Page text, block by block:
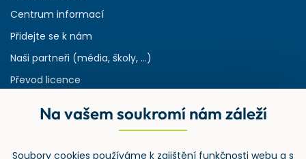
Centrum informací
Přidejte se k nám
Naši partneři (média, školy, ...)
Převod licence
Rejstřík používaných zkratek v odpadech
Na vašem soukromí nám záleží
Soubory cookies používáme k zajištění funkčnosti webu a s